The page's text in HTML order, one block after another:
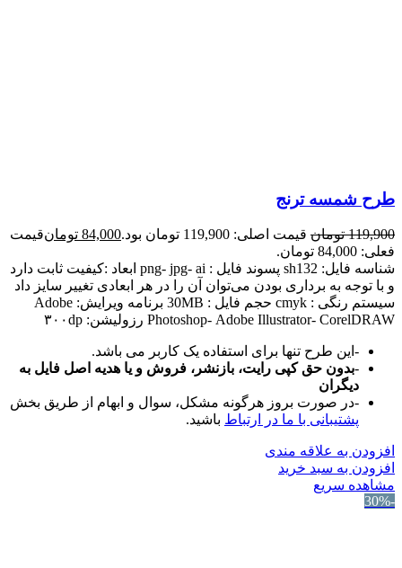
طرح شمسه ترنج
119,900 تومان قیمت اصلی: 119,900 تومان بود. 84,000 تومانقیمت
فعلی: 84,000 تومان.
شناسه فایل: sh132 پسوند فایل : png- jpg- ai ابعاد :کیفیت ثابت دارد
و با توجه به برداری بودن می‌توان آن را در هر ابعادی تغییر سایز داد
سیستم رنگی : cmyk حجم فایل : 30MB برنامه ویرایش: Adobe
Photoshop- Adobe Illustrator- CorelDRAW رزولیشن: ۳۰۰dp
-این طرح تنها برای استفاده یک کاربر می باشد.
-بدون حق کپی رایت، بازنشر، فروش و یا هدیه اصل فایل به
دیگران
-در صورت بروز هرگونه مشکل، سوال و ابهام از طریق بخش
پشتیبانی با ما در ارتباط باشید.
افزودن به علاقه مندی
افزودن به سبد خرید
مشاهده سریع
-30%